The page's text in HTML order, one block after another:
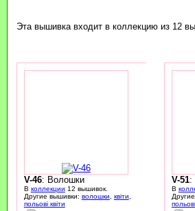
Эта вышивка входит в коллекцию из 12
V-46: Волошки
В коллекции 12 вышивок.
Другие вышивки: волошки квіти
польові квіти
V-51:
В